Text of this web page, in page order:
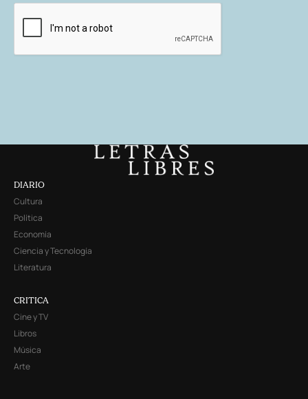
DIARIO
Cultura
Política
Economía
Ciencia y Tecnología
Literatura
CRITICA
Cine y TV
Libros
Música
Arte